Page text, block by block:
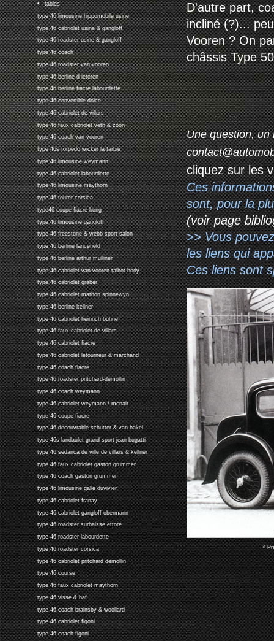
•-- tables
type 46 limousine hippomobile usine
type 46 cabriolet usine & gangloff
type 46 roadster usine & gangloff
type 46 coach
type 46 roadster van vooren
type 46 berline d ieteren
type 46 berline fiacre labourdette
type 46 convertible dolce
type 46 cabriolet de villars
type 46 faux cabriolet veth & zoon
type 46 coach van vooren
type 46s torpedo wicker la farbie
type 46 limousine weymann
type 46 cabriolet labourdette
type 46 limousine maythorn
type 46 tourer corsica
type46 coupe fiacre kong
type 46 limousine gangloff
type 46 freestone & webb sport salon
type 46 berline lancefield
type 46 berline arthur mulliner
type 46 cabriolet van vooren talbot body
type 46 cabriolet graber
type 46 cabriolet mathon spinnewyn
type 46 berline kellner
type 46 cabriolet heinrich buhne
type 46 faux-cabriolet de villars
type 46 cabriolet fiacre
type 46 cabriolet letourneur & marchand
type 46 coach fiacre
type 46 roadster pritchard-demollin
type 46 coach weymann
type 46 cabriolet weymann / mcnair
type 46 coupe fiacre
type 46 decouvrable schutter & van bakel
type 46s landaulet grand sport jean bugatti
type 46 sedanca de ville de villars & kellner
type 46 faux cabriolet gaston grummer
type 46 coach gaston grummer
type 46 limousine galle duvivier
type 46 cabriolet franay
type 46 cabriolet gangloff obermann
type 46 roadster surbaisse ettore
type 46 roadster labourdette
type 46 roadster corsica
type 46 cabriolet pritchard demollin
type 46 course
type 46 faux cabriolet maythorn
type 46 visse & haf
type 46 coach brainsby & woollard
type 46 cabriolet figoni
type 46 coach figoni
D'autre part,
incliné (?)...
Vooren ? On
châssis Type
Une question, un
cliquez sur les
Ces
sont, pour la
(voir page
>> Vous
les liens qui
Ces liens sont
<